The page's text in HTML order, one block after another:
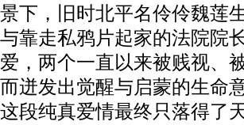
景下，旧时北平名伶伶魏莲
与靠走私鸦片起家的法院
爱，两个一直以来被贱视、
而迸发出觉醒与启蒙的生命
这段纯真爱情最终只落得了